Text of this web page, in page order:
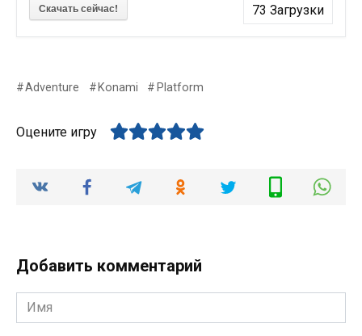
Скачать сейчас! 73 Загрузки
Adventure Konami Platform
Оцените игру
Добавить комментарий
Имя
*